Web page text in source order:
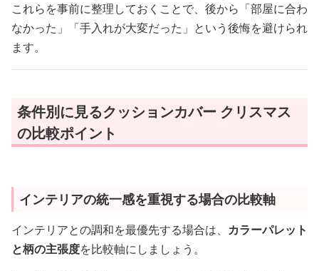
これらを事前に整理しておくことで、後から「部屋に合わ
なかった」「手入れが大変だった」という後悔を避けられ
ます。
条件別に見るクッションカバー クリスマス
の比較ポイント
インテリアの統一感を重視する場合の比較軸
インテリアとの調和を最優先する場合は、 カラーパレット
と柄の主張度を比較軸にしましょう。